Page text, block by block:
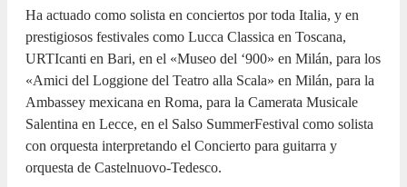
Ha actuado como solista en conciertos por toda Italia, y en
prestigiosos festivales como Lucca Classica en Toscana,
URTIcanti en Bari, en el «Museo del ‘900» en Milán, para los
«Amici del Loggione del Teatro alla Scala» en Milán, para la
Ambassey mexicana en Roma, para la Camerata Musicale
Salentina en Lecce, en el Salso SummerFestival como solista
con orquesta interpretando el Concierto para guitarra y
orquesta de Castelnuovo-Tedesco.